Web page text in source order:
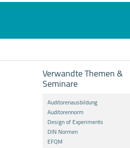
Verwandte Themen &
Seminare
Auditorenausbildung
Auditorennorm
Design of Experiments
DIN Normen
EFQM